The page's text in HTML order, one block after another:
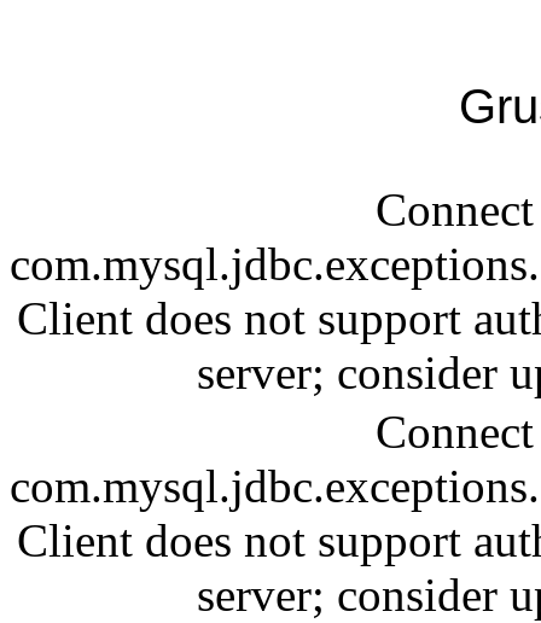
Client does not support
server; consider
Client does not support
server; consider